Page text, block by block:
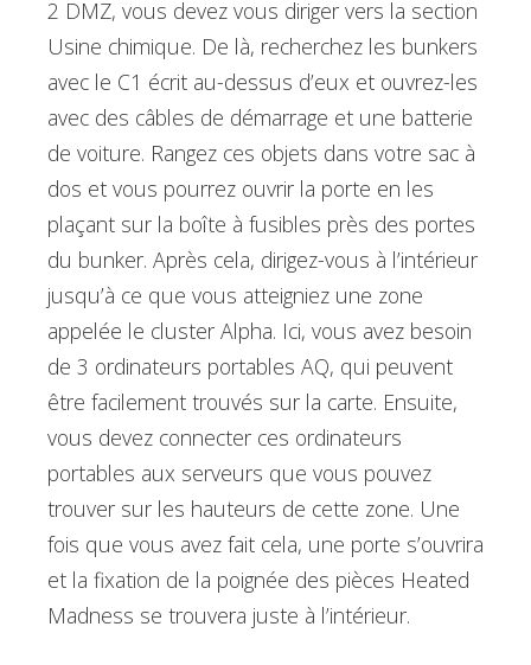
2 DMZ, vous devez vous diriger vers la section
Usine chimique. De là, recherchez les bunkers
avec le C1 écrit au-dessus d’eux et ouvrez-les
avec des câbles de démarrage et une batterie
de voiture. Rangez ces objets dans votre sac à
dos et vous pourrez ouvrir la porte en les
plaçant sur la boîte à fusibles près des portes
du bunker. Après cela, dirigez-vous à l’intérieur
jusqu’à ce que vous atteigniez une zone
appelée le cluster Alpha. Ici, vous avez besoin
de 3 ordinateurs portables AQ, qui peuvent
être facilement trouvés sur la carte. Ensuite,
vous devez connecter ces ordinateurs
portables aux serveurs que vous pouvez
trouver sur les hauteurs de cette zone. Une
fois que vous avez fait cela, une porte s’ouvrira
et la fixation de la poignée des pièces Heated
Madness se trouvera juste à l’intérieur.